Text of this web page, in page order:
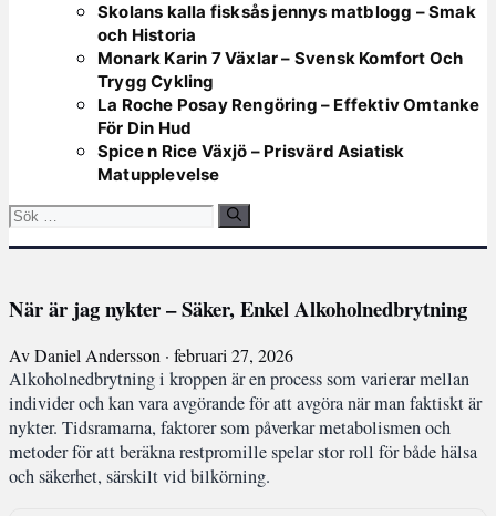
Skolans kalla fisksås jennys matblogg – Smak
och Historia
Monark Karin 7 Växlar – Svensk Komfort Och
Trygg Cykling
La Roche Posay Rengöring – Effektiv Omtanke
För Din Hud
Spice n Rice Växjö – Prisvärd Asiatisk
Matupplevelse
Sök
När är jag nykter – Säker, Enkel Alkoholnedbrytning
Av Daniel Andersson · februari 27, 2026
Alkoholnedbrytning i kroppen är en process som varierar mellan
individer och kan vara avgörande för att avgöra när man faktiskt är
nykter. Tidsramarna, faktorer som påverkar metabolismen och
metoder för att beräkna restpromille spelar stor roll för både hälsa
och säkerhet, särskilt vid bilkörning.